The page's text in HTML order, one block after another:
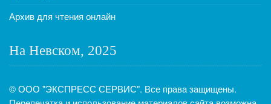
Архив для чтения онлайн
На Невском, 2025
© ООО "ЭКСПРЕСС СЕРВИС". Все права защищены.